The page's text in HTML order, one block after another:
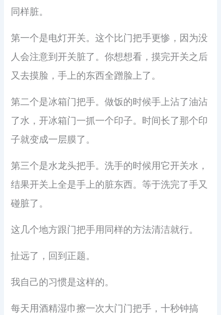
同样脏。
第一个是电灯开关。这个比门把手更惨，因为没
人会注意到开关脏了。你想想看，摸完开关之后
又去摸脸，手上的东西全蹭脸上了。
第二个是冰箱门把手。做饭的时候手上沾了油沾
了水，开冰箱门一抓一个印子。时间长了那个印
子就变成一层膜了。
第三个是水龙头把手。洗手的时候用它开关水，
结果开关上全是手上的脏东西。等于洗完了手又
碰脏了。
这几个地方跟门把手用同样的方法清洁就行。
扯远了，回到正题。
我自己的习惯是这样的。
每天用酒精湿巾擦一次大门门把手，十秒钟搞